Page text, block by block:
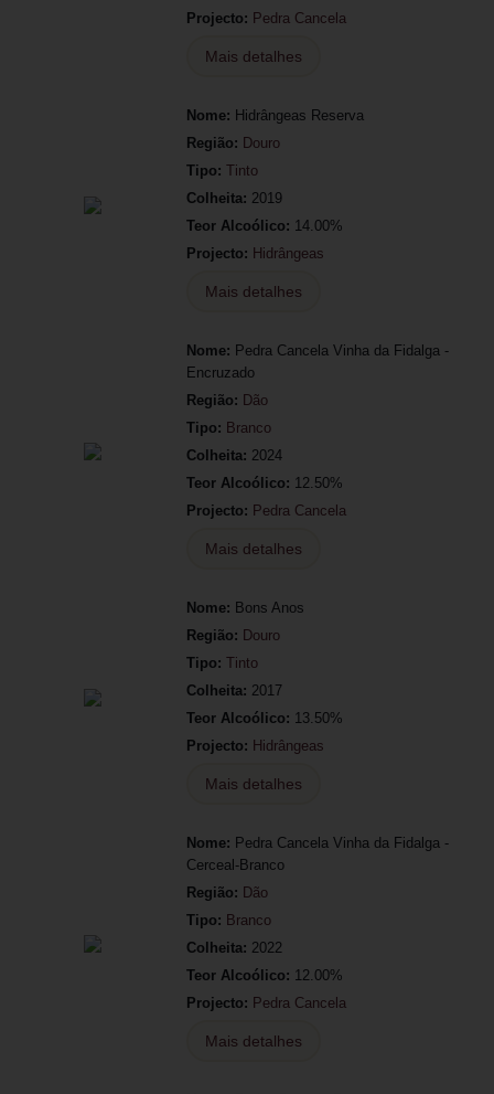
Projecto: Pedra Cancela
Mais detalhes
Nome: Hidrângeas Reserva
Região: Douro
Tipo: Tinto
Colheita: 2019
Teor Alcoólico: 14.00%
Projecto: Hidrângeas
Mais detalhes
Nome: Pedra Cancela Vinha da Fidalga -
Encruzado
Região: Dão
Tipo: Branco
Colheita: 2024
Teor Alcoólico: 12.50%
Projecto: Pedra Cancela
Mais detalhes
Nome: Bons Anos
Região: Douro
Tipo: Tinto
Colheita: 2017
Teor Alcoólico: 13.50%
Projecto: Hidrângeas
Mais detalhes
Nome: Pedra Cancela Vinha da Fidalga -
Cerceal-Branco
Região: Dão
Tipo: Branco
Colheita: 2022
Teor Alcoólico: 12.00%
Projecto: Pedra Cancela
Mais detalhes